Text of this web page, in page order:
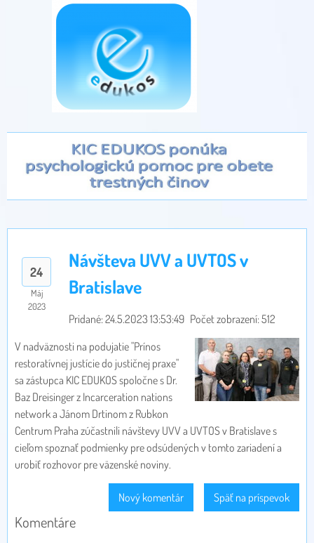
24
Máj
2023
Návšteva UVV a UVTOS v
Bratislave
Pridané: 24.5.2023 13:53:49 Počet zobrazení: 512
V nadväznosti na podujatie "Prínos
restoratívnej justície do justičnej praxe"
sa zástupca KIC EDUKOS spoločne s Dr.
Baz Dreisinger z Incarceration nations
network a Jánom Drtinom z Rubkon
Centrum Praha zúčastnili návštevy UVV a UVTOS v Bratislave s
cieľom spoznať podmienky pre odsúdených v tomto zariadení a
urobiť rozhovor pre väzenské noviny.
Späť na príspevok
Nový komentár
Komentáre